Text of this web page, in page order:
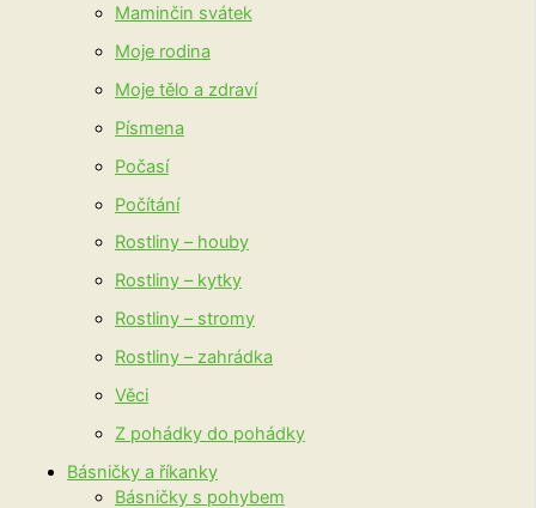
Maminčin svátek
Moje rodina
Moje tělo a zdraví
Písmena
Počasí
Počítání
Rostliny – houby
Rostliny – kytky
Rostliny – stromy
Rostliny – zahrádka
Věci
Z pohádky do pohádky
Básničky a říkanky
Básničky s pohybem